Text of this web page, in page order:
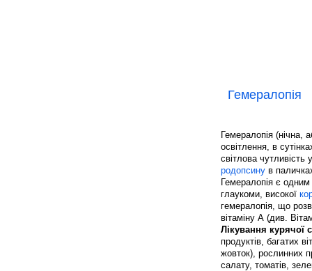
Гемералопія
Гемералопія (нічна,
освітлення, в
світлова чутливість
родопсину в
Гемералопія є
глаукоми, високої
гемералопія, що
вітаміну А (див.
Лікування курячої
продуктів, багатих
жовток), рослинних
салату, томатів,